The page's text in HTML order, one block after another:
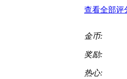
查看全部评
金币:
奖励:
热心: